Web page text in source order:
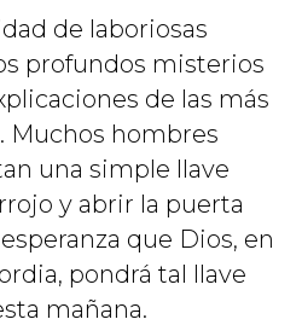
de laboriosas
profundos misterios
de las más
Muchos hombres
una simple llave
y abrir la puerta
que Dios, en
pondrá tal llave
mañana.